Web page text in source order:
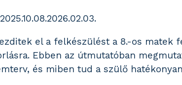
2025.10.08.2026.02.03.
el a felkészülést a 8.-os matek
Ebben az útmutatóban
és miben tud a szülő